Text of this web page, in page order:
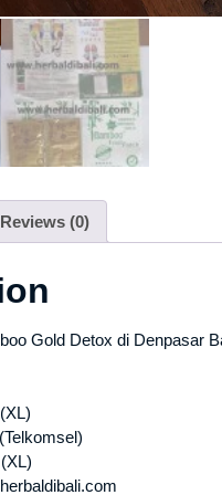
Reviews (0)
Gold Detox di Denpasar